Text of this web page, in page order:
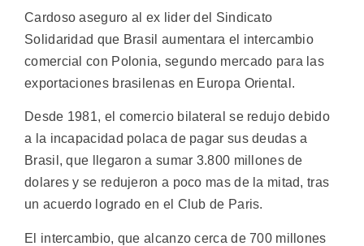
Cardoso aseguro al ex lider del Sindicato
Solidaridad que Brasil aumentara el intercambio
comercial con Polonia, segundo mercado para las
exportaciones brasilenas en Europa Oriental.
Desde 1981, el comercio bilateral se redujo debido
a la incapacidad polaca de pagar sus deudas a
Brasil, que llegaron a sumar 3.800 millones de
dolares y se redujeron a poco mas de la mitad, tras
un acuerdo logrado en el Club de Paris.
El intercambio, que alcanzo cerca de 700 millones